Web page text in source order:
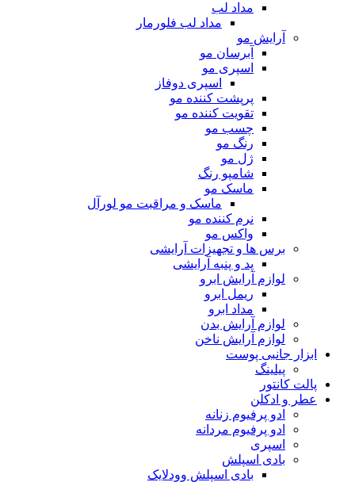
مداد لب
مداد لب فلورمار
آرایش مو
آبرسان مو
اسپری مو
اسپری دوفاز
پرپشت کننده مو
تقویت کننده مو
چسب مو
رنگ مو
ژل مو
شامپو رنگ
ماسک مو
ماسک و مراقبت مو لورآل
نرم کننده مو
واکس مو
برس ها و تجهیزات آرایشی
پد و پنبه آرایشی
لوازم آرایش ابرو
ریمل ابرو
مداد ابرو
لوازم آرایش بدن
لوازم آرایش ناخن
ابزار جانبی پوست
پیلینگ
پالت کانتور
عطر و ادکلن
ادو پرفیوم زنانه
ادو پرفیوم مردانه
اسپری
بادی اسپلش
بادی اسپلش وودلایک